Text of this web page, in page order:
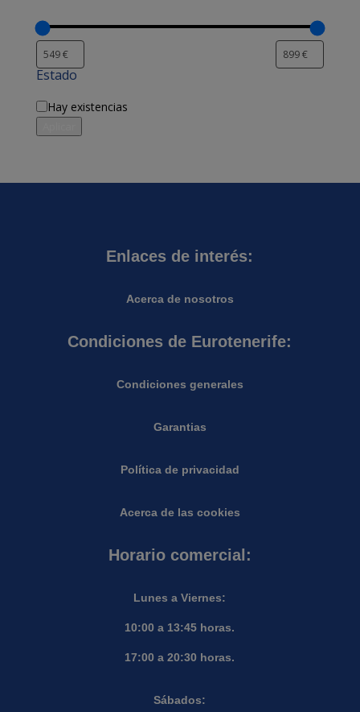
Estado
Disponibilidad
Hay existencias
Enlaces de interés:
Acerca de nosotros
Condiciones de Eurotenerife:
Condiciones generales
Garantias
Política de privacidad
Acerca de las cookies
Horario comercial:
Lunes a Viernes:
10:00 a 13:45 horas.
17:00 a 20:30 horas.
Sábados: